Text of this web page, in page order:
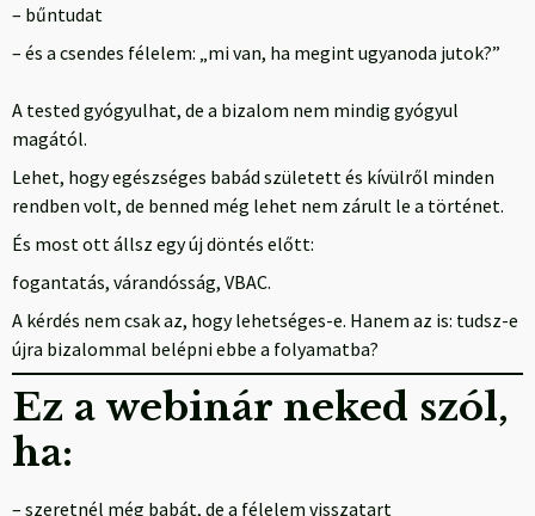
– bűntudat
– és a csendes félelem: „mi van, ha megint ugyanoda jutok?”
A tested gyógyulhat, de a bizalom nem mindig gyógyul
magától.
Lehet, hogy egészséges babád született és kívülről minden
rendben volt, de benned még lehet nem zárult le a történet.
És most ott állsz egy új döntés előtt:
fogantatás, várandósság, VBAC.
A kérdés nem csak az, hogy lehetséges-e. Hanem az is: tudsz-e
újra bizalommal belépni ebbe a folyamatba?
Ez a webinár neked szól,
ha:
– szeretnél még babát, de a félelem visszatart